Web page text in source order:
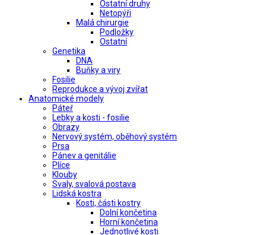
Ostatní druhy
Netopýři
Malá chirurgie
Podložky
Ostatní
Genetika
DNA
Buňky a viry
Fosilie
Reprodukce a vývoj zvířat
Anatomické modely
Páteř
Lebky a kosti - fosilie
Obrazy
Nervový systém, oběhový systém
Prsa
Pánev a genitálie
Plíce
Klouby
Svaly, svalová postava
Lidská kostra
Kosti, části kostry
Dolní končetina
Horní končetina
Jednotlivé kosti